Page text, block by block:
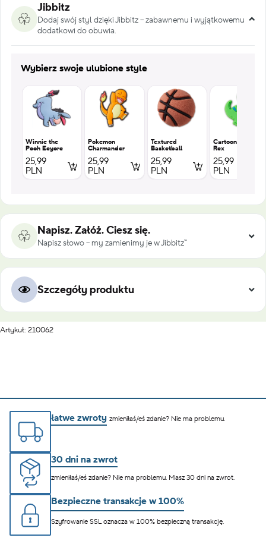
Jibbitz
Dodaj swój styl dzięki Jibbitz – zabawnemu i wyjątkowemu
dodatkowi do obuwia.
Wybierz swoje ulubione style
Winnie the
Pooh Eeyore
25,99
PLN
Pokemon
Charmander
25,99
PLN
Textured
Basketball
25,99
PLN
Cartoon T
Rex
25,99
PLN
Napisz. Załóż. Ciesz się.
Napisz słowo – my zamienimy je w Jibbitz™
Szczegóły produktu
Artykuł: 210062
łatwe zwroty zmieniłaś/eś zdanie? Nie ma problemu.
30 dni na zwrot
zmieniłaś/eś zdanie? Nie ma problemu. Masz 30 dni na zwrot.
Bezpieczne transakcje w 100%
Szyfrowanie SSL oznacza w 100% bezpieczną transakcję.